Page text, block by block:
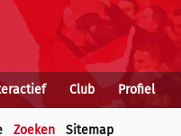
Club Profiel
Zoeken Sitemap